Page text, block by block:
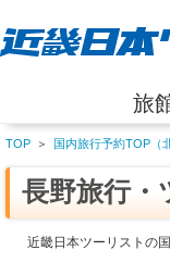
旅
TOP ＞ 国内旅行予約TOP（
長野旅行・
近畿日本ツーリストの